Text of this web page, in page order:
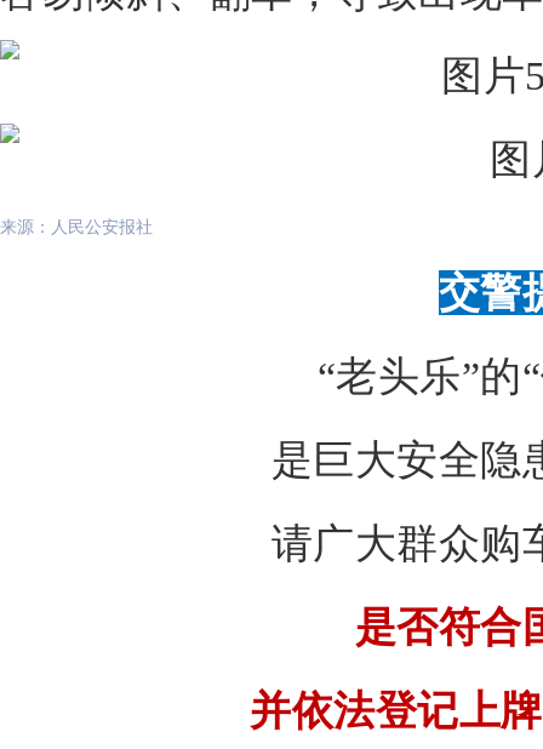
来源：人民公安报社
交警
“老头乐”的
是巨大安全隐
请广大群众购
是否符合
并依法登记上